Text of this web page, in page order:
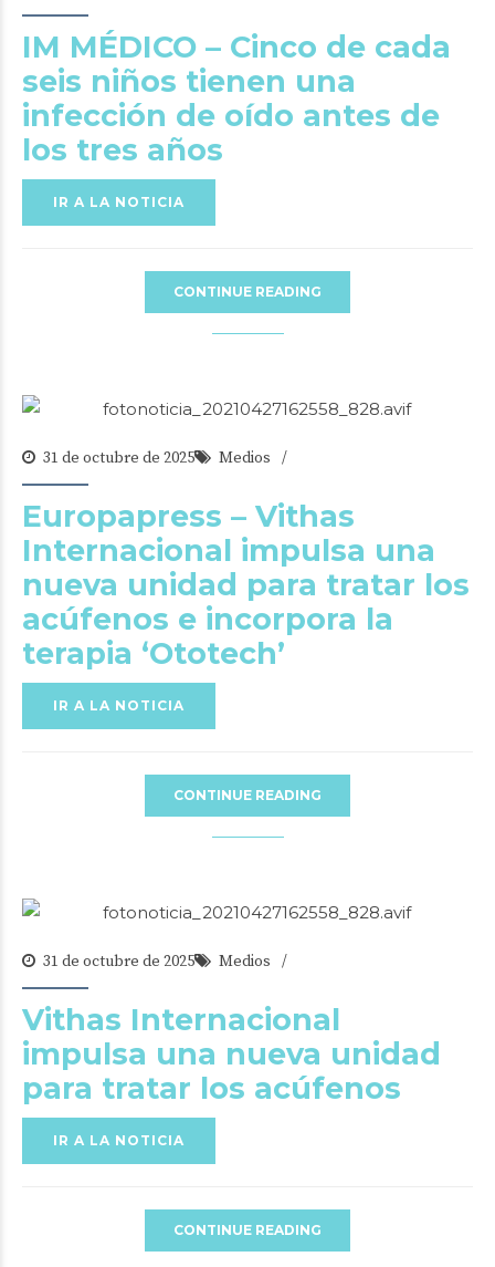
IM MÉDICO – Cinco de cada
seis niños tienen una
infección de oído antes de
los tres años
IR A LA NOTICIA
CONTINUE READING
31 de octubre de 2025 Medios
Europapress – Vithas
Internacional impulsa una
nueva unidad para tratar los
acúfenos e incorpora la
terapia ‘Ototech’
IR A LA NOTICIA
CONTINUE READING
31 de octubre de 2025 Medios
Vithas Internacional
impulsa una nueva unidad
para tratar los acúfenos
IR A LA NOTICIA
CONTINUE READING